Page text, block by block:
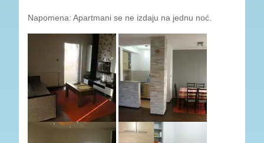
Napomena: Apartmani se ne izdaju na jednu noć.